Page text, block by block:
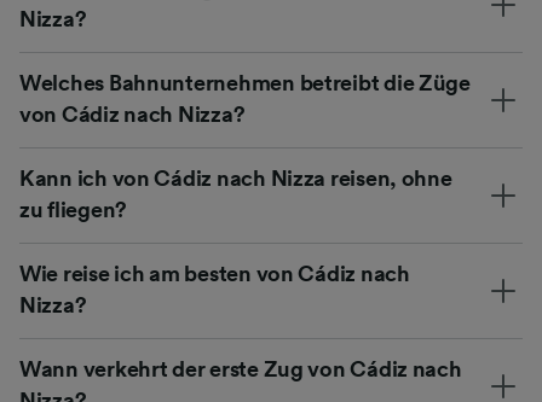
Nizza?
Welches Bahnunternehmen betreibt die Züge
von Cádiz nach Nizza?
Kann ich von Cádiz nach Nizza reisen, ohne
zu fliegen?
Wie reise ich am besten von Cádiz nach
Nizza?
Wann verkehrt der erste Zug von Cádiz nach